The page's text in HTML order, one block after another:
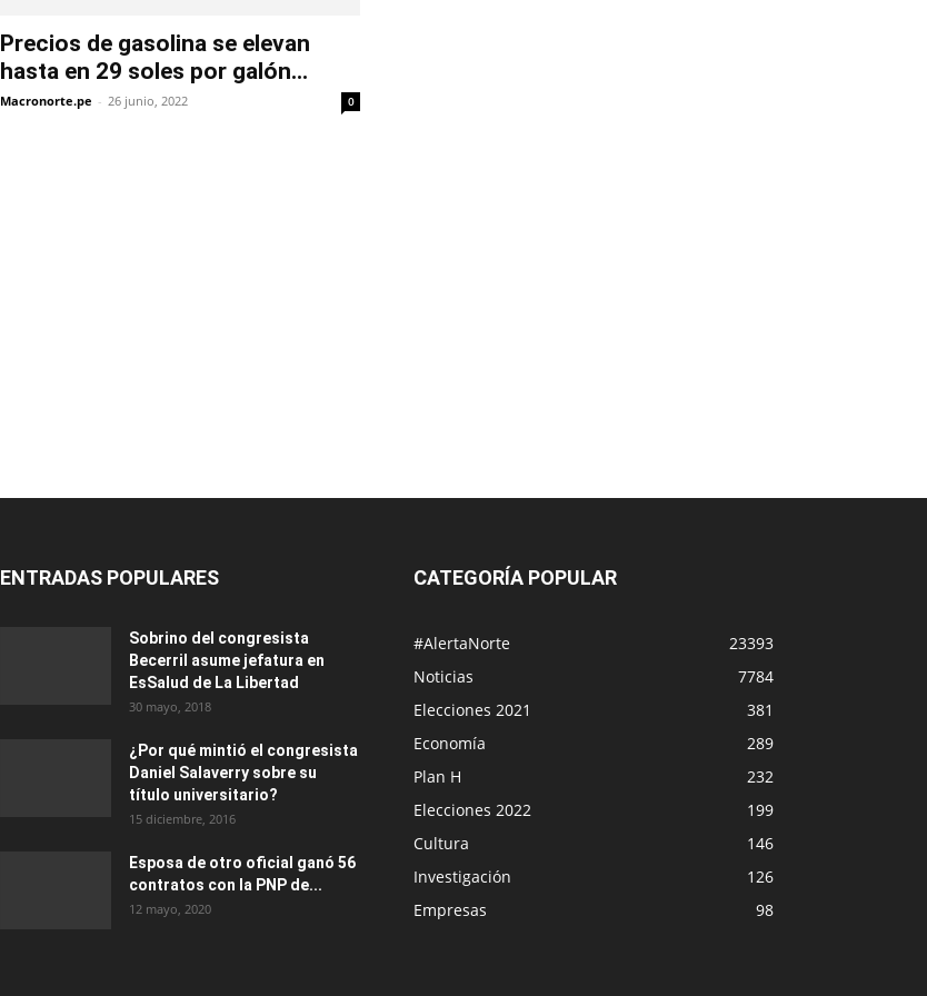
Precios de gasolina se elevan
hasta en 29 soles por galón...
Macronorte.pe - 26 junio, 2022 0
ENTRADAS POPULARES
Sobrino del congresista
Becerril asume jefatura en
EsSalud de La Libertad
30 mayo, 2018
¿Por qué mintió el congresista
Daniel Salaverry sobre su
título universitario?
15 diciembre, 2016
Esposa de otro oficial ganó 56
contratos con la PNP de...
12 mayo, 2020
CATEGORÍA POPULAR
#AlertaNorte
23393
Noticias
7784
Elecciones 2021
381
Economía
289
Plan H
232
Elecciones 2022
199
Cultura
146
Investigación
126
Empresas
98